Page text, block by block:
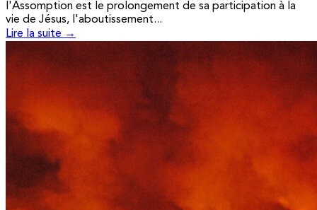
l'Assomption est le prolongement de sa participation à la
vie de Jésus, l'aboutissement...
Lire la suite →